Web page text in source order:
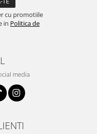
cu promotiile
in Politica de
media